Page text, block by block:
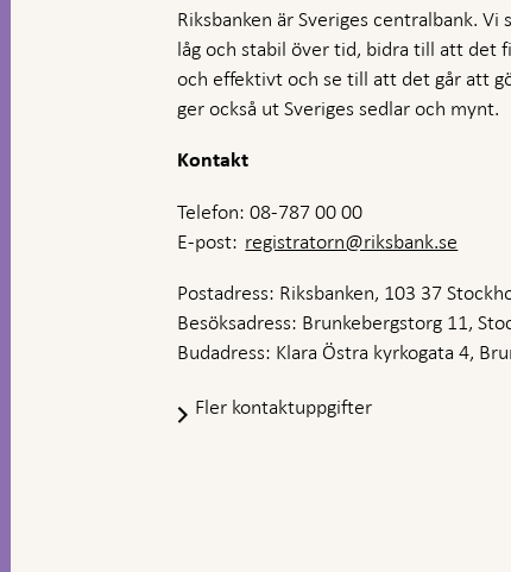
Riksbanken är Sveriges centralbank.
låg och stabil över tid, bidra till att det
och effektivt och se till att det går att
ger också ut Sveriges sedlar och mynt.
Kontakt
Telefon: 08-787 00 00
E-post: registratorn@riksbank.se
Postadress: Riksbanken, 103 37
Besöksadress: Brunkebergstorg 11,
Budadress: Klara Östra kyrkogata 4,
Fler kontaktuppgifter